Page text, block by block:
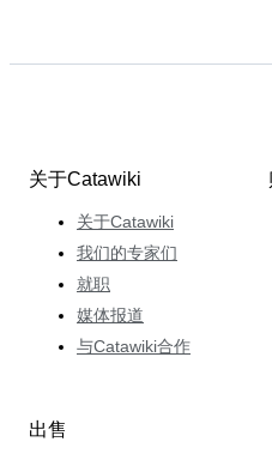
关于Catawiki
关于Catawiki
我们的专家们
就职
媒体报道
与Catawiki合作
出售